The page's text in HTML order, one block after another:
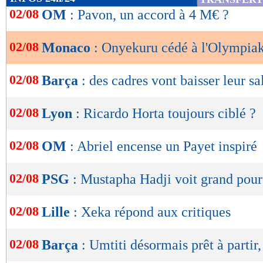
de
OK
02/08 OM : Pavon, un accord à 4 M€ ?
02/08 Monaco : Onyekuru cédé à
02/08 Barça : des cadres vont baisser leur
02/08 Lyon : Ricardo Horta toujours ciblé ?
02/08 OM : Abriel encense un Payet inspiré
02/08 PSG : Mustapha Hadji voit grand
02/08 Lille : Xeka répond aux critiques
02/08 Barça : Umtiti désormais prêt à